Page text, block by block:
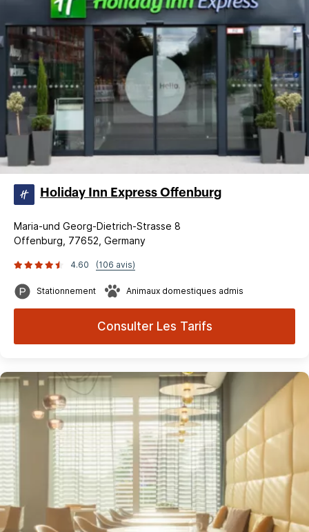
Holiday Inn Express Offenburg
Maria-und Georg-Dietrich-Strasse 8
Offenburg, 77652, Germany
4.60 (106 avis)
Stationnement Animaux domestiques admis
Consulter Les Tarifs